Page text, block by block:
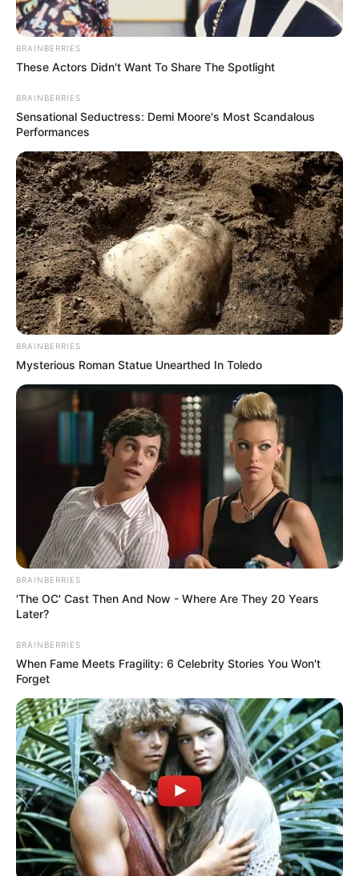
BRAINBERRIES
These Actors Didn't Want To Share The Spotlight
BRAINBERRIES
Sensational Seductress: Demi Moore's Most Scandalous
Performances
BRAINBERRIES
Mysterious Roman Statue Unearthed In Toledo
BRAINBERRIES
'The OC' Cast Then And Now - Where Are They 20 Years
Later?
BRAINBERRIES
When Fame Meets Fragility: 6 Celebrity Stories You Won't
Forget